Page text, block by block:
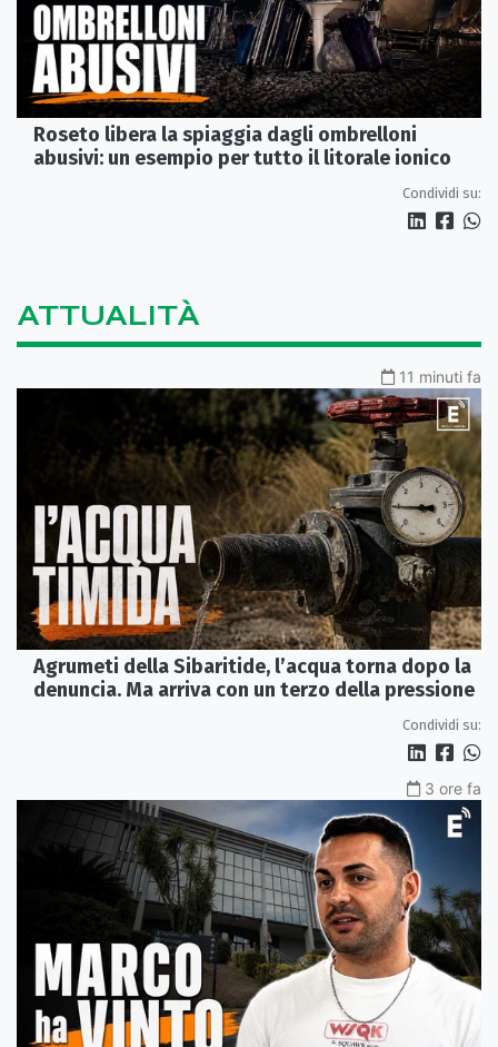
Roseto libera la spiaggia dagli ombrelloni
abusivi: un esempio per tutto il litorale ionico
Condividi su:
ATTUALITÀ
11 minuti fa
Agrumeti della Sibaritide, l’acqua torna dopo la
denuncia. Ma arriva con un terzo della pressione
Condividi su:
3 ore fa